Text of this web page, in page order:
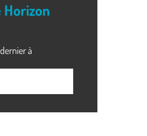
Horizon
à